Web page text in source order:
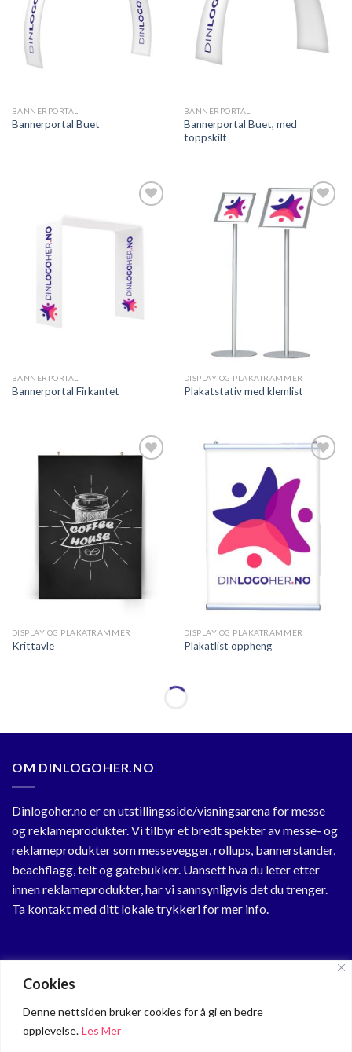
Cookies
Denne nettsiden bruker cookies for å gi en bedre
opplevelse. Les Mer
BANNERPORTAL
Bannerportal Buet
BANNERPORTAL
Bannerportal Buet, med
toppskilt
Legg til
ønskeliste
BANNERPORTAL
Bannerportal Firkantet
DISPLAY OG PLAKATRAMMER
Plakatstativ med klemlist
Legg til
ønskeliste
DISPLAY OG PLAKATRAMMER
Krittavle
Legg til
ønskeliste
DISPLAY OG PLAKATRAMMER
Plakatlist oppheng
OM DINLOGOHER.NO
Dinlogoher.no er en utstillingsside/visningsarena for messe
og reklameprodukter. Vi tilbyr et bredt spekter av messe- og
reklameprodukter som messevegger, rollups, bannerstander,
beachflagg, telt og gatebukker. Uansett hva du leter etter
innen reklameprodukter, har vi sannsynligvis det du trenger.
Ta kontakt med ditt lokale trykkeri for mer info.
KUNDESENTER
Min Profil
Om oss